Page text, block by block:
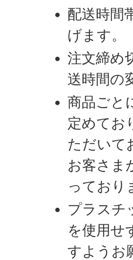
配送時間
げます。
注文締め
送時間の
商品ごと
定めてお
ただいて
お客さま
っており
プラスチ
を使用せ
すようお